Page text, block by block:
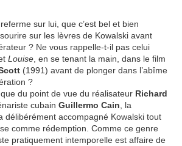
sur lui, que c’est bel et bien
sur les lèvres de Kowalski avant
? Ne vous rappelle-t-il pas celui
Louise , en se tenant la main, dans le film
(1991) avant de plonger dans l’abîme
?
du point de vue du réalisateur Richard
cubain Guillermo Cain , la
délibérément accompagné Kowalski tout
comme rédemption. Comme ce genre
pratiquement intemporelle est affaire de